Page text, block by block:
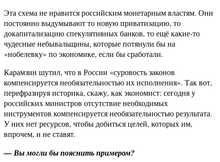
Эта схема не нравится российским монетарным властям. Они
постоянно выдумывают то новую приватизацию, то
докапитализацию спекулятивных банков, то ещё какие-то
чудесные небывальщины, которые потянули бы на
«нобелевку» по экономике, если бы сработали.
Карамзин шутил, что в России «суровость законов
компенсируется необязательностью их исполнения». Так вот,
перефразируя историка, скажу, как экономист: сегодня у
российских министров отсутствие необходимых
инструментов компенсируется необязательностью результата.
У них нет ресурсов, чтобы добиться целей, которых им,
впрочем, и не ставят.
— Вы могли бы пояснить примером?